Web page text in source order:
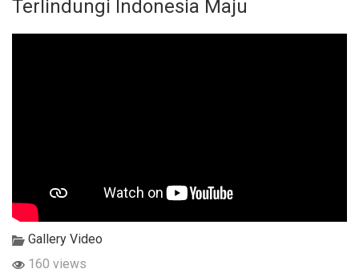
Terlindungi Indonesia Maju
Gallery Video
160 views